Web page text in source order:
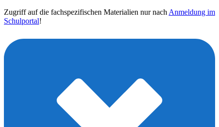
Zugriff auf die fachspezifischen Materialien nur nach Anmeldung im
Schulportal!